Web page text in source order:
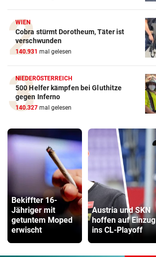
WIEN
Cobra stürmt Dorotheum, Täter ist
verschwunden
140.931 mal gelesen
NIEDERÖSTERREICH
500 Helfer kämpfen bei Gluthitze
gegen Inferno
140.327 mal gelesen
Bekiffter 16-
Jähriger mit
getuntem Moped
erwischt
Austria und SKN
hoffen auf Einzug
ins CL-Playoff